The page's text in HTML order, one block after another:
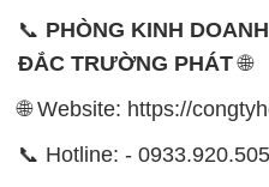
📞 PHÒNG KINH
ĐẮC TRƯỜNG PHÁT🌐
🌐 Website: https://
📞 Hotline: -